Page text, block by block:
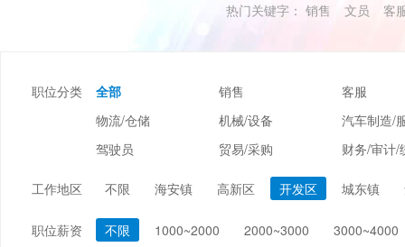
热门关键字： 销售 文员 客
职位分类 全部 销售
客服
物流/仓储
机械/设备
汽车制造/
驾驶员
贸易/采购
财务/审计/
酒店/旅游
编辑/出版/印刷
金融/证券/投资
保险
工作地区 不限 海安镇 高新区 开发区 城东镇
职位薪资 不限 1000~2000 2000~3000 3000~4000